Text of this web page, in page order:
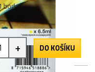
bod
+ DO KOŠÍKU